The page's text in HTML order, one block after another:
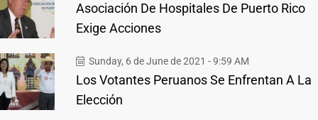
Asociación De Hospitales De Puerto Rico
Exige Acciones
Sunday, 6 de June de 2021 - 9:59 AM
Los Votantes Peruanos Se Enfrentan A La
Elección